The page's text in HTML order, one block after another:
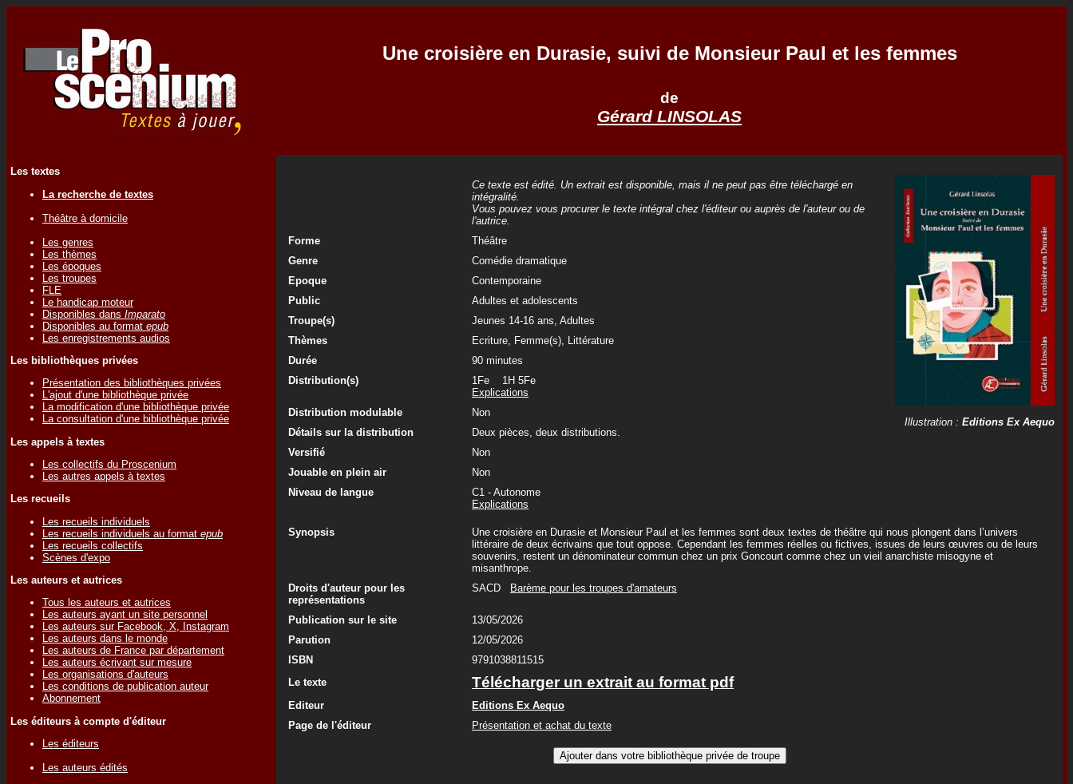
Une croisière en Durasie, suivi de Monsieur Paul et les femmes
de
Gérard LINSOLAS
Les textes
La recherche de textes
Théâtre à domicile
Les genres
Les thèmes
Les époques
Les troupes
FLE
Le handicap moteur
Disponibles dans Imparato
Disponibles au format epub
Les enregistrements audios
Les bibliothèques privées
Présentation des bibliothèques privées
L'ajout d'une bibliothèque privée
La modification d'une bibliothèque privée
La consultation d'une bibliothèque privée
Les appels à textes
Les collectifs du Proscenium
Les autres appels à textes
Les recueils
Les recueils individuels
Les recueils individuels au format epub
Les recueils collectifs
Scènes d'expo
Les auteurs et autrices
Tous les auteurs et autrices
Les auteurs ayant un site personnel
Les auteurs sur Facebook, X, Instagram
Les auteurs dans le monde
Les auteurs de France par département
Les auteurs écrivant sur mesure
Les organisations d'auteurs
Les conditions de publication auteur
Abonnement
Les éditeurs à compte d'éditeur
Les éditeurs
Les auteurs édités
Ce texte est édité. Un extrait est disponible, mais il ne peut pas être téléchargé en
intégralité.
Vous pouvez vous procurer le texte intégral chez l'éditeur ou auprès de l'auteur ou de
l'autrice.
Forme
Théâtre
Genre
Comédie dramatique
Epoque
Contemporaine
Public
Adultes et adolescents
Troupe(s)
Jeunes 14-16 ans, Adultes
Thèmes
Ecriture, Femme(s), Littérature
Durée
90 minutes
Distribution(s)
1Fe 1H 5Fe
Explications
Distribution modulable
Non
Détails sur la distribution
Deux pièces, deux distributions.
Versifié
Non
Jouable en plein air
Non
Niveau de langue
C1 - Autonome
Explications
Illustration : Editions Ex Aequo
Synopsis
Une croisière en Durasie et Monsieur Paul et les femmes sont deux textes de théâtre qui nous plongent dans l’univers
littéraire de deux écrivains que tout oppose. Cependant les femmes réelles ou fictives, issues de leurs œuvres ou de leurs
souvenirs, restent un dénominateur commun chez un prix Goncourt comme chez un vieil anarchiste misogyne et
misanthrope.
Droits d'auteur pour les
représentations
SACD Barème pour les troupes d'amateurs
Publication sur le site
13/05/2026
Parution
12/05/2026
ISBN
9791038811515
Le texte
Télécharger un extrait au format pdf
Editeur
Editions Ex Aequo
Page de l'éditeur
Présentation et achat du texte